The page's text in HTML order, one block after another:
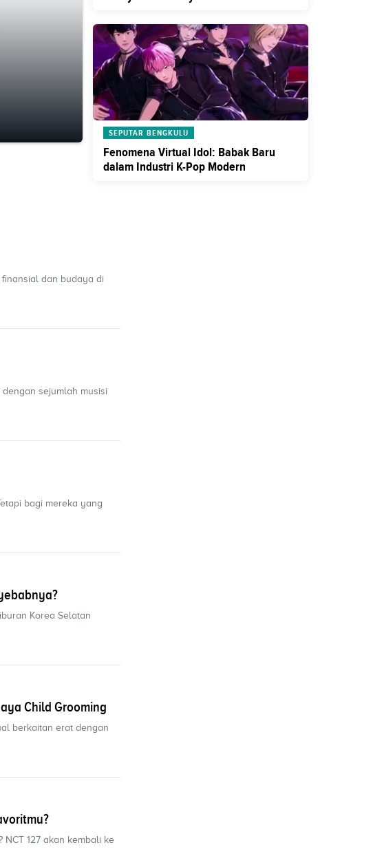
SEPUTAR BENGKULU
Fenomena Virtual Idol: Babak Baru
dalam Industri K-Pop Modern
dan budaya di
sejumlah musisi
bagi mereka yang
Korea Selatan
Child Grooming
berkaitan erat dengan
NCT 127 akan kembali ke